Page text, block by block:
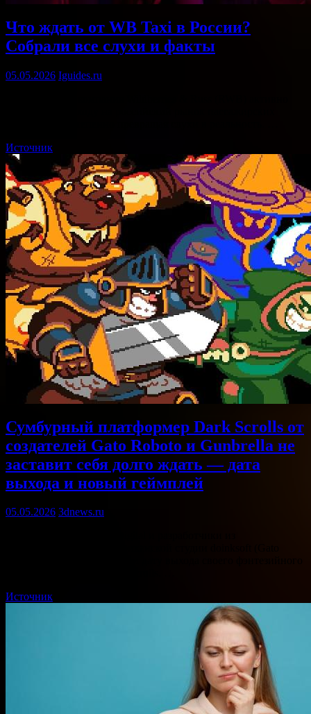
Что ждать от WB Taxi в России?
Собрали все слухи и факты
05.05.2026 Iguides.ru
Источник
Сумбурный платформер Dark Scrolls от
создателей Gato Roboto и Gunbrella не
заставит себя долго ждать — дата
выхода и новый геймплей
05.05.2026 3dnews.ru
Источник